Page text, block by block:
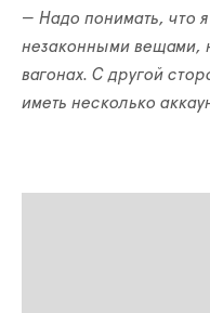
— Надо понимать, что
незаконными вещами,
вагонах. С другой
иметь несколько